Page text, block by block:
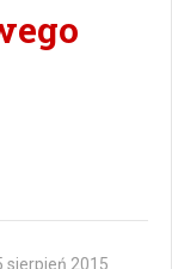
sierpień 2015